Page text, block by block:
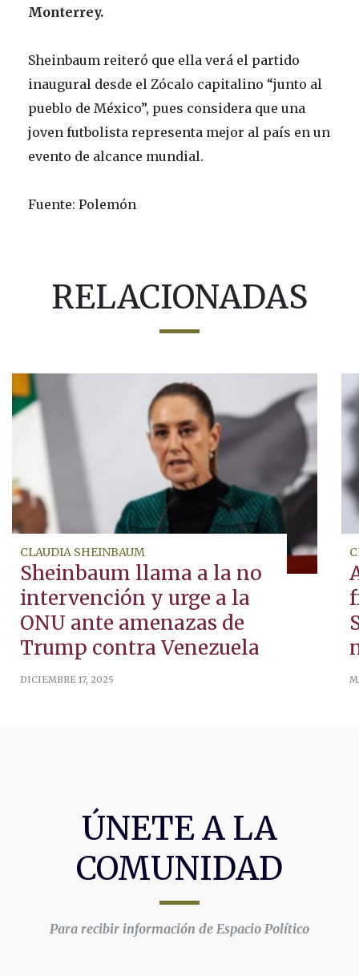
Monterrey.
Sheinbaum reiteró que ella verá el partido
inaugural desde el Zócalo capitalino “junto al
pueblo de México”, pues considera que una
joven futbolista representa mejor al país en un
evento de alcance mundial.
Fuente: Polemón
RELACIONADAS
CLAUDIA SHEINBAUM
Sheinbaum llama a la no
intervención y urge a la
ONU ante amenazas de
Trump contra Venezuela
DICIEMBRE 17, 2025
ÚNETE A LA
COMUNIDAD
Para recibir información de Espacio Político